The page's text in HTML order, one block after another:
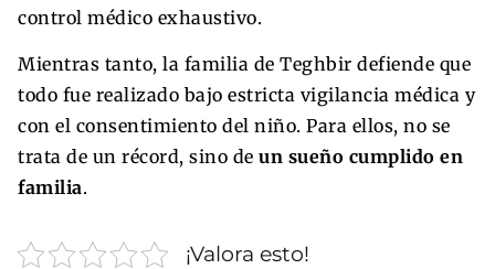
control médico exhaustivo.
Mientras tanto, la familia de Teghbir defiende que
todo fue realizado bajo estricta vigilancia médica y
con el consentimiento del niño. Para ellos, no se
trata de un récord, sino de un sueño cumplido en
familia.
¡Valora esto!